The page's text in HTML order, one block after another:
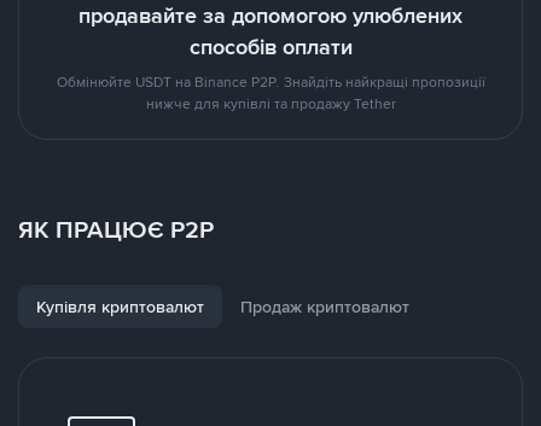
продавайте за допомогою улюблених
способів оплати
Обмінюйте USDT на Binance P2P. Знайдіть найкращі пропозиції
нижче для купівлі та продажу Tether
ЯК ПРАЦЮЄ P2P
Купівля криптовалют Продаж криптовалют